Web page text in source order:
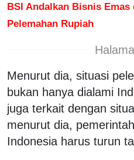
BSI Andalkan Bisnis Emas
Pelemahan Rupiah
Menurut dia, situasi
bukan hanya dialami
juga terkait dengan
menurut dia,
Indonesia harus turun